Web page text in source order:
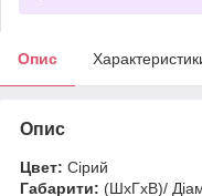
Опис
Опис
Цвет: Сірий
Габарити: (ШхГхВ)/